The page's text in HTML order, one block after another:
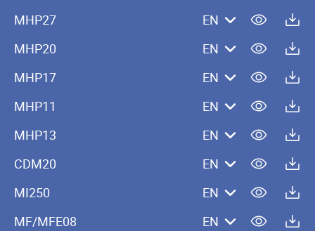
MHP27
EN
MHP20
EN
MHP17
EN
MHP11
EN
MHP13
EN
CDM20
EN
MI250
EN
MF/MFE08
EN